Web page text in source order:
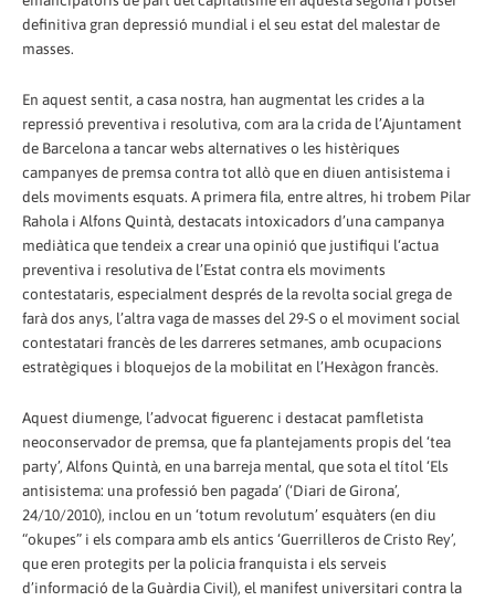
definitiva gran depressió mundial i el seu estat del malestar de
masses.
En aquest sentit, a casa nostra, han augmentat les crides a la
repressió preventiva i resolutiva, com ara la crida de l’Ajuntament
de Barcelona a tancar webs alternatives o les histèriques
campanyes de premsa contra tot allò que en diuen antisistema i
dels moviments esquats. A primera fila, entre altres, hi trobem Pilar
Rahola i Alfons Quintà, destacats intoxicadors d’una campanya
mediàtica que tendeix a crear una opinió que justifiqui l‘actua
preventiva i resolutiva de l’Estat contra els moviments
contestataris, especialment després de la revolta social grega de
farà dos anys, l’altra vaga de masses del 29-S o el moviment social
contestatari francès de les darreres setmanes, amb ocupacions
estratègiques i bloquejos de la mobilitat en l’Hexàgon francès.
Aquest diumenge, l’advocat figuerenc i destacat pamfletista
neoconservador de premsa, que fa plantejaments propis del ‘tea
party’, Alfons Quintà, en una barreja mental, que sota el títol ‘Els
antisistema: una professió ben pagada’ (‘Diari de Girona’,
24/10/2010), inclou en un ‘totum revolutum’ esquàters (en diu
“okupes” i els compara amb els antics ‘Guerrilleros de Cristo Rey’,
que eren protegits per la policia franquista i els serveis
d’informació de la Guàrdia Civil), el manifest universitari contra la